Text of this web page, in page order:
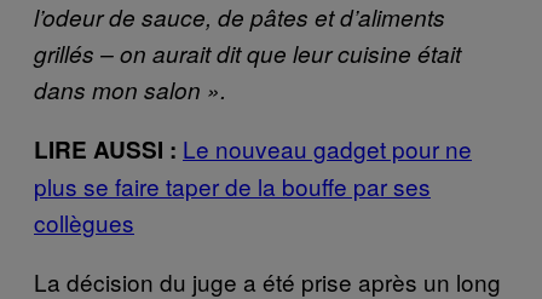
l’odeur de sauce, de pâtes et d’aliments
grillés – on aurait dit que leur cuisine était
dans mon salon ».
LIRE AUSSI : Le nouveau gadget pour ne
plus se faire taper de la bouffe par ses
collègues
La décision du juge a été prise après un long